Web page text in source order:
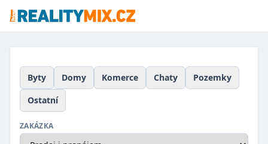
Byty Domy Komerce Chaty
Pozemky
Ostatní
ZAKÁZKA